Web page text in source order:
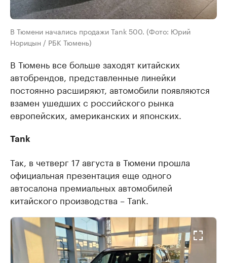
В Тюмени начались продажи Tank 500. (Фото: Юрий
Норицын / РБК Тюмень)
В Тюмень все больше заходят китайских
автобрендов, представленные линейки
постоянно расширяют, автомобили появляются
взамен ушедших с российского рынка
европейских, американских и японских.
Tank
Так, в четверг 17 августа в Тюмени прошла
официальная презентация еще одного
автосалона премиальных автомобилей
китайского производства – Tank.